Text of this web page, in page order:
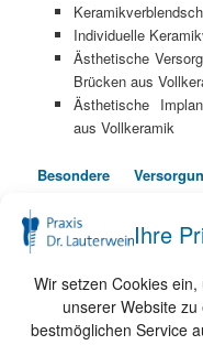
Ihre
Wir setzen Cookies
unserer Website
bestmöglichen Service
Individuelle
Ästhetische
Brücken aus
Ästhetische
aus Vollkeramik
Besondere
Herausnehmbare
Teleskopierender
Totalprothesen
Hofmann
Implantatgetragene